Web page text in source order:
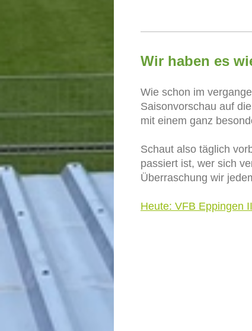
Wir haben es
Wie schon im
Saisonvorschau auf
mit einem ganz
Schaut also täglich
passiert ist, wer sich
Überraschung wir
Heute: VFB Eppingen II